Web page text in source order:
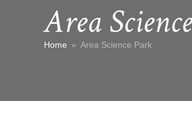
Area
Home » Area Science Park